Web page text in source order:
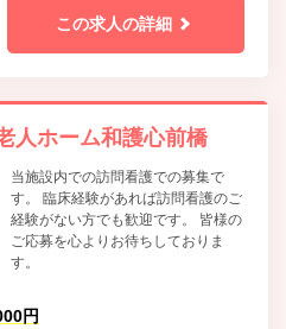
この求人の詳細
人ホーム和護心前橋
当施設内での訪問看護での募集で
す。 臨床経験があれば訪問看護のご
経験がない方でも歓迎です。 皆様の
ご応募を心よりお待ちしておりま
す。
円